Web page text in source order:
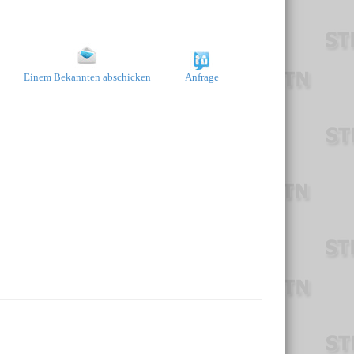
Einem Bekannten abschicken Anfrage